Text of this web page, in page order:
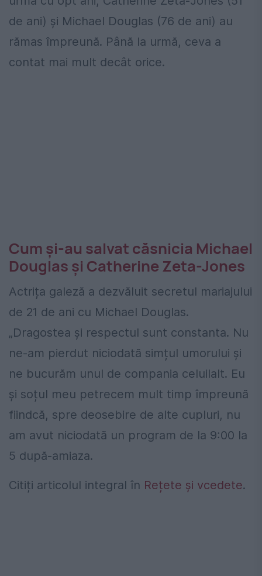
de ani) și Michael Douglas (76 de ani) au
rămas împreună. Până la urmă, ceva a
contat mai mult decât orice.
Cum și-au salvat căsnicia Michael
Douglas și Catherine Zeta-Jones
Actrița galeză a dezvăluit secretul mariajului
de 21 de ani cu Michael Douglas.
„Dragostea și respectul sunt constanta. Nu
ne-am pierdut niciodată simțul umorului și
ne bucurăm unul de compania celuilalt. Eu
și soțul meu petrecem mult timp împreună
fiindcă, spre deosebire de alte cupluri, nu
am avut niciodată un program de la 9:00 la
5 după-amiaza.
Citiți articolul integral în Rețete și vcedete.